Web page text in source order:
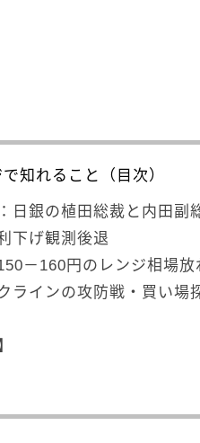
知れること（目次）
日銀の植田総裁と内田副
下げ観測後退
－160円のレンジ相場放
ラインの攻防戦・買い場